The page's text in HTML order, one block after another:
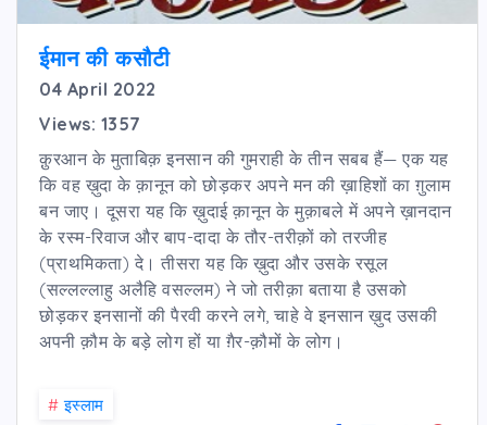
ईमान की कसौटी
04 April 2022
Views: 1357
क़ुरआन के मुताबिक़ इनसान की गुमराही के तीन सबब हैं— एक यह
कि वह ख़ुदा के क़ानून को छोड़कर अपने मन की ख़ाहिशों का ग़ुलाम
बन जाए। दूसरा यह कि ख़ुदाई क़ानून के मुक़ाबले में अपने ख़ानदान
के रस्म-रिवाज और बाप-दादा के तौर-तरीक़ों को तरजीह
(प्राथमिकता) दे। तीसरा यह कि ख़ुदा और उसके रसूल
(सल्लल्लाहु अलैहि वसल्लम) ने जो तरीक़ा बताया है उसको
छोड़कर इनसानों की पैरवी करने लगे, चाहे वे इनसान ख़ुद उसकी
अपनी क़ौम के बड़े लोग हों या ग़ैर-क़ौमों के लोग।
# इस्लाम